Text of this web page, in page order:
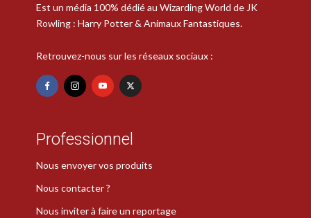
Est un média 100% dédié au Wizarding World de JK
Rowling : Harry Potter & Animaux Fantastiques.
Retrouvez-nous sur les réseaux sociaux :
Professionnel
Nous envoyer vos produits
Nous contacter ?
Nous inviter à faire un reportage